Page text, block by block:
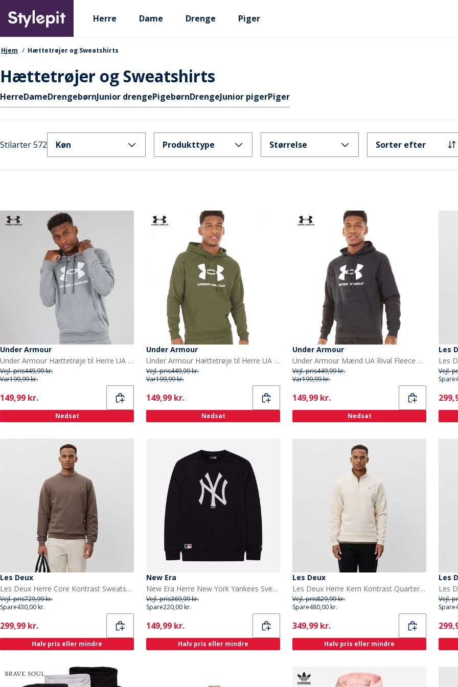
main
content
Primary departments
Herre Dame Drenge Piger
navigationssti
Hjem Hættetrøjer og Sweatshirts
Hættetrøjer og Sweatshirts
Hurtige links
HerreDameDrengebørnJunior drengePigebørnDrengeJunior pigerPiger
Stilarter 572 Køn Produkttype Størrelse Sorter efter
Under Armour
Under Armour Hættetrøje til Herre UA Rival Fleece Logo Castlerock Lysegrå/Hvid
Vejl. pris449,99 kr.
Var199,99 kr.
Current
149,99 kr.
Nedsat
Under Armour
Under Armour Hættetrøje til Herre UA Rival Fleece Logo Marine OD Grøn/Hvid
Vejl. pris449,99 kr.
Var199,99 kr.
Current
149,99 kr.
Nedsat
Under Armour
Under Armour Mænd UA Rival Fleece Logo Hoodie Sort/Hvid
Vejl. pris449,99 kr.
Var199,99 kr.
Current
149,99 kr.
Nedsat
Les
Vejl.
Spare
Les Deux
Les Deux Herre Core Kontrast Sweatshirt Mountain Grey Brown
Vejl. pris729,99 kr.
Spare430,00 kr.
Current
299,99 kr.
Halv pris eller mindre
New Era
New Era Herre New York Yankees Svedtrøje Navy/Hvid Nvywhi
Vejl. pris369,99 kr.
Spare220,00 kr.
Current
149,99 kr.
Halv pris eller mindre
Les Deux
Les Deux Herre Kern Kontrast Quarter Zip Sweatshirt Ivory
Vejl. pris829,99 kr.
Spare480,00 kr.
Current
349,99 kr.
Halv pris eller mindre
Les
Vejl.
Spare